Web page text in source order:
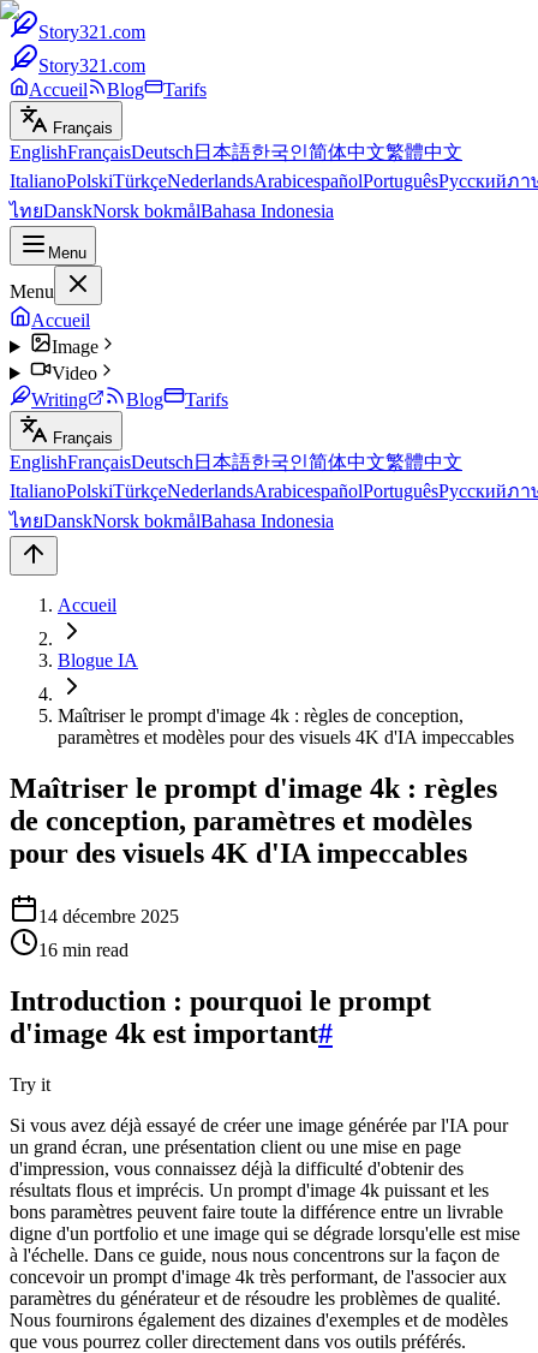
Story321.com
Story321.com
Accueil
Blog Tarifs
Français
EnglishFrançaisDeutsch 日本語한국인简体中文繁體中文
ItalianoPolskiTürkçeNederlandsArabicespañolPortuguêsРусскийภา
ไทยDanskNorsk bokmålBahasa Indonesia
Menu
Menu
Accueil
Image
Video
Writing
Blog Tarifs
Français
EnglishFrançaisDeutsch 日本語한국인简体中文繁體中文
ItalianoPolskiTürkçeNederlandsArabicespañolPortuguêsРусскийภา
ไทยDanskNorsk bokmålBahasa Indonesia
Accueil
Blogue IA
Maîtriser le prompt d'image 4k : règles de conception,
paramètres et modèles pour des visuels 4K d'IA impeccables
Maîtriser le prompt d'image 4k : règles
de conception, paramètres et modèles
pour des visuels 4K d'IA impeccables
14 décembre 2025
16 min read
Introduction : pourquoi le prompt
d'image 4k est important#
Try it
Si vous avez déjà essayé de créer une image générée par l'IA pour
un grand écran, une présentation client ou une mise en page
d'impression, vous connaissez déjà la difficulté d'obtenir des
résultats flous et imprécis. Un prompt d'image 4k puissant et les
bons paramètres peuvent faire toute la différence entre un livrable
digne d'un portfolio et une image qui se dégrade lorsqu'elle est mise
à l'échelle. Dans ce guide, nous nous concentrons sur la façon de
concevoir un prompt d'image 4k très performant, de l'associer aux
paramètres du générateur et de résoudre les problèmes de qualité.
Nous fournirons également des dizaines d'exemples et de modèles
que vous pourrez coller directement dans vos outils préférés.